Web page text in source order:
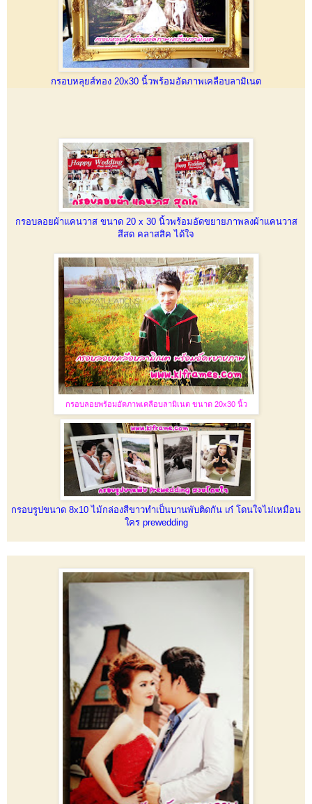
กรอบหลุยส์ทอง 20x30 นิ้วพร้อมอัดภาพเคลือบลามิเนต
กรอบลอยผ้าแคนวาส ขนาด 20 x 30 นิ้วพร้อมอัดขยายภาพลงผ้าแคนวาส
สีสด คลาสสิค ได้ใจ
กรอบลอยพร้อมอัดภาพเคลือบลามิเนต ขนาด 20x30 นิ้ว
กรอบรูปขนาด 8x10 ไม้กล่องสีขาวทำเป็นบานพับติดกัน เก๋ โดนใจไม่เหมือน
ใคร prewedding